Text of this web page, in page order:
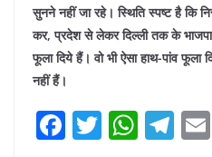
सुनने नहीं जा रहे। स्थिति स्पष्ट है कि
कर, प्रदेश से लेकर दिल्ली तक के भाजपा
फूला दिये हैं। वो भी ऐसा हाथ-पांव फूला
नहीं हैं।
F T W T